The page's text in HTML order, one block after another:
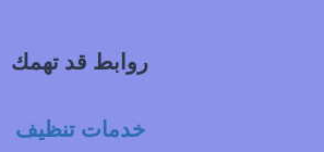
روابط قد تهمك
خدمات تنظيف